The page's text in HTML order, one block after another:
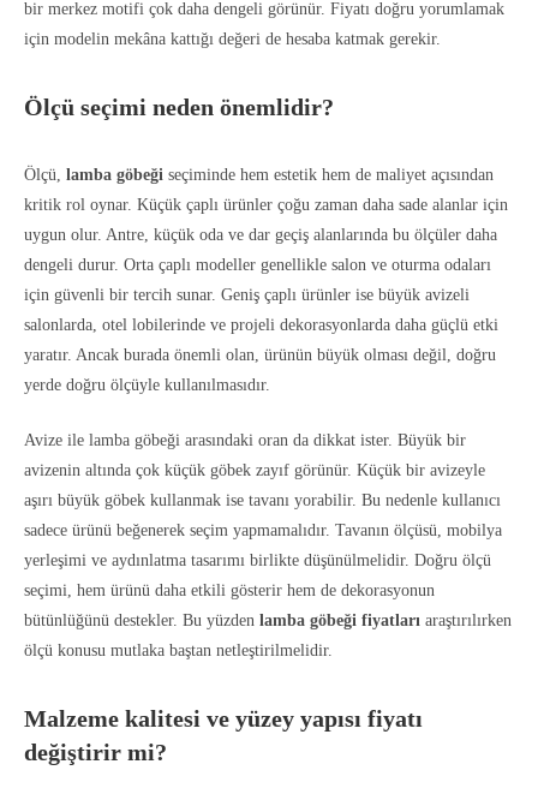
bir merkez motifi çok daha dengeli görünür. Fiyatı doğru yorumlamak
için modelin mekâna kattığı değeri de hesaba katmak gerekir.
Ölçü seçimi neden önemlidir?
Ölçü, lamba göbeği seçiminde hem estetik hem de maliyet açısından
kritik rol oynar. Küçük çaplı ürünler çoğu zaman daha sade alanlar için
uygun olur. Antre, küçük oda ve dar geçiş alanlarında bu ölçüler daha
dengeli durur. Orta çaplı modeller genellikle salon ve oturma odaları
için güvenli bir tercih sunar. Geniş çaplı ürünler ise büyük avizeli
salonlarda, otel lobilerinde ve projeli dekorasyonlarda daha güçlü etki
yaratır. Ancak burada önemli olan, ürünün büyük olması değil, doğru
yerde doğru ölçüyle kullanılmasıdır.
Avize ile lamba göbeği arasındaki oran da dikkat ister. Büyük bir
avizenin altında çok küçük göbek zayıf görünür. Küçük bir avizeyle
aşırı büyük göbek kullanmak ise tavanı yorabilir. Bu nedenle kullanıcı
sadece ürünü beğenerek seçim yapmamalıdır. Tavanın ölçüsü, mobilya
yerleşimi ve aydınlatma tasarımı birlikte düşünülmelidir. Doğru ölçü
seçimi, hem ürünü daha etkili gösterir hem de dekorasyonun
bütünlüğünü destekler. Bu yüzden lamba göbeği fiyatları araştırılırken
ölçü konusu mutlaka baştan netleştirilmelidir.
Malzeme kalitesi ve yüzey yapısı fiyatı
değiştirir mi?